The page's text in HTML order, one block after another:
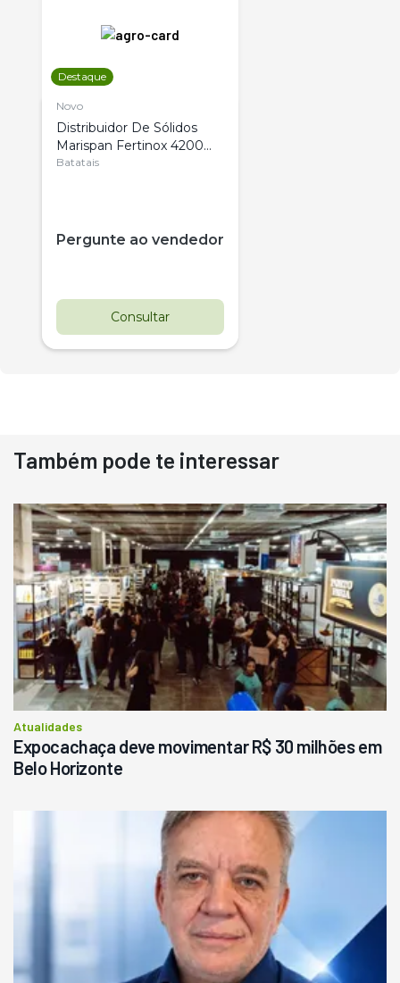
Destaque
Novo
Distribuidor De Sólidos
Marispan Fertinox 4200
Citrus
Batatais
Pergunte ao vendedor
Consultar
Destaque
Usado
Pá Carregadeira Cat 966
Ano 1987
Londrina
R$ 145.000
Consultar
Também pode te interessar
Atualidades
Expocachaça deve movimentar R$ 30 milhões em
Belo Horizonte